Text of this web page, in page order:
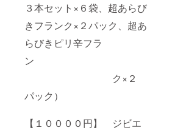
３本セット×６袋、超あらび
きフランク×２パック、超あ
らびきピリ辛フラ
ン
ク×２
パック）
【１００００円】 ジビエ